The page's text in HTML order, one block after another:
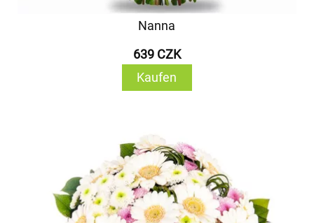
Nanna
639 CZK
Kaufen